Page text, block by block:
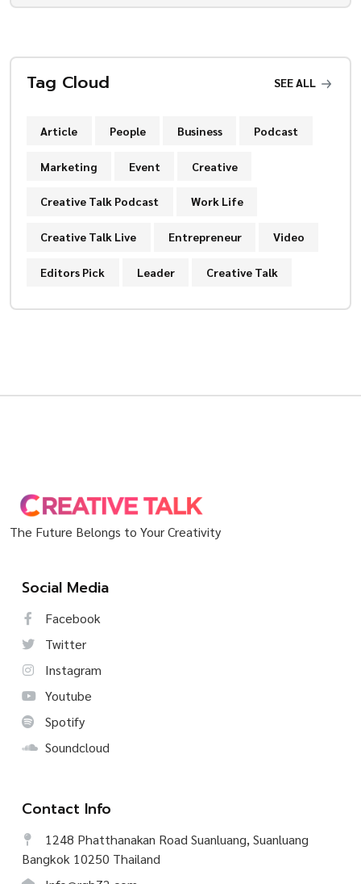
Tag Cloud SEE ALL
Article People Business Podcast
Marketing Event Creative
Creative Talk Podcast Work Life
Creative Talk Live Entrepreneur Video
Editors Pick Leader Creative Talk
The Future Belongs to Your Creativity
Social Media
Facebook
Twitter
Instagram
Youtube
Spotify
Soundcloud
Contact Info
1248 Phatthanakan Road Suanluang, Suanluang
Bangkok 10250 Thailand